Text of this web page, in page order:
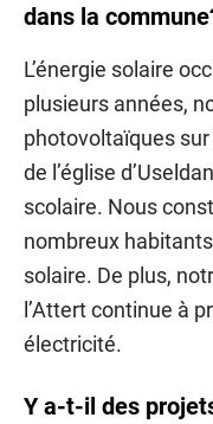
dans la
L’énergie solaire
plusieurs années,
photovoltaïques
de l’église
scolaire. Nous
nombreux
solaire. De plus,
l’Attert continue à
électricité.
Y a-t-il des